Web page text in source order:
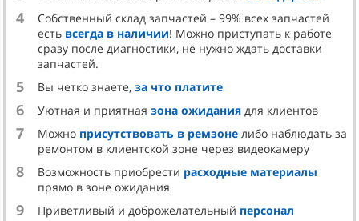
4
Собственный склад запчастей – 99% всех запчастей
есть всегда в наличии! Можно приступать к работе
сразу после диагностики, не нужно ждать доставки
запчастей.
5 Вы четко знаете,за что платите
6 Уютная и приятнаязона ожидания для клиентов
7 Можно присутствовать в ремзоне либо наблюдать за
ремонтом в клиентской зоне через видеокамеру
8 Возможность приобрести расходные материалы
прямо в зоне ожидания
9 Приветливый и доброжелательный персонал